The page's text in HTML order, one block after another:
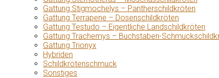
Gattung Stigmochelys – Pantherschildkröten
Gattung Terrapene – Dosenschildkröten
Gattung Testudo – Eigentliche Landschildkröten
Gattung Trachemys – Buchstaben-
Gattung Trionyx
Hybriden
Schildkrötenschmuck
Sonstiges